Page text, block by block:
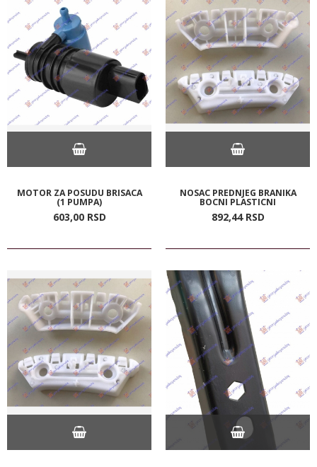
MOTOR ZA POSUDU BRISACA
(1 PUMPA)
603,00 RSD
NOSAC PREDNJEG BRANIKA
BOCNI PLASTICNI
892,44 RSD